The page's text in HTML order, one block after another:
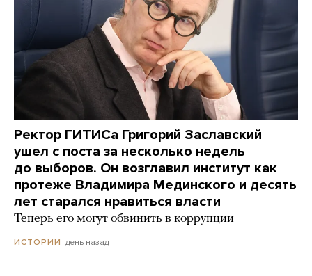
Ректор ГИТИСа Григорий Заславский
ушел с поста за несколько недель
до выборов. Он возглавил институт как
протеже Владимира Мединского и десять
лет старался нравиться власти
Теперь его могут обвинить в коррупции
ИСТОРИИ день назад